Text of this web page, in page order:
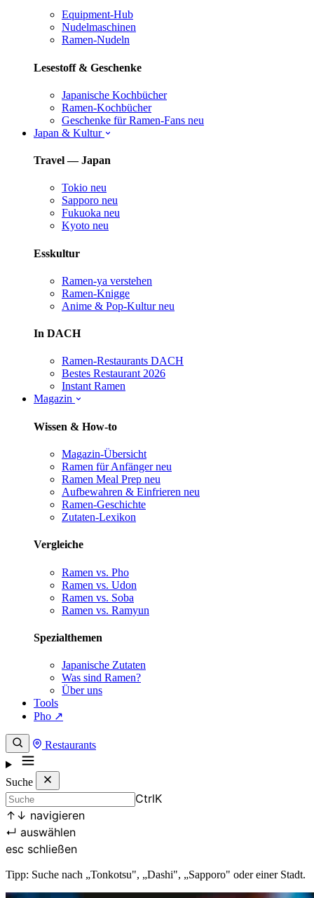
Equipment-Hub
Nudelmaschinen
Ramen-Nudeln
Lesestoff & Geschenke
Japanische Kochbücher
Ramen-Kochbücher
Geschenke für Ramen-Fans neu
Japan & Kultur
Travel — Japan
Tokio neu
Sapporo neu
Fukuoka neu
Kyoto neu
Esskultur
Ramen-ya verstehen
Ramen-Knigge
Anime & Pop-Kultur neu
In DACH
Ramen-Restaurants DACH
Bestes Restaurant 2026
Instant Ramen
Magazin
Wissen & How-to
Magazin-Übersicht
Ramen für Anfänger neu
Ramen Meal Prep neu
Aufbewahren & Einfrieren neu
Ramen-Geschichte
Zutaten-Lexikon
Vergleiche
Ramen vs. Pho
Ramen vs. Udon
Ramen vs. Soba
Ramen vs. Ramyun
Spezialthemen
Japanische Zutaten
Was sind Ramen?
Über uns
Tools
Pho ↗
Restaurants
Suche
CtrlK
↑ ↓ navigieren
↵ auswählen
esc schließen
Tipp: Suche nach „Tonkotsu", „Dashi", „Sapporo" oder einer Stadt.